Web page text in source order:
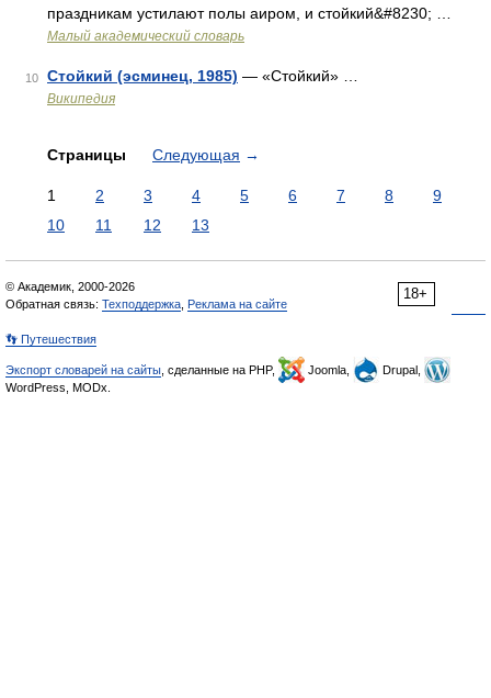
праздникам устилают полы аиром, и стойкий&#8230; …
Малый академический словарь
10 Стойкий (эсминец, 1985) — «Стойкий» …
Википедия
Страницы Следующая →
1 2 3 4 5 6 7 8
9
10
11 12 13
18+
© Академик, 2000-2026
Обратная связь: Техподдержка Реклама на сайте
👣 Путешествия
Экспорт словарей на сайты , сделанные на PHP, Joomla,
Drupal,
WordPress, MODx.